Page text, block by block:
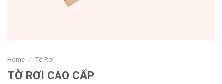
Home / Tờ Rơi
TỜ RƠI CAO CẤP